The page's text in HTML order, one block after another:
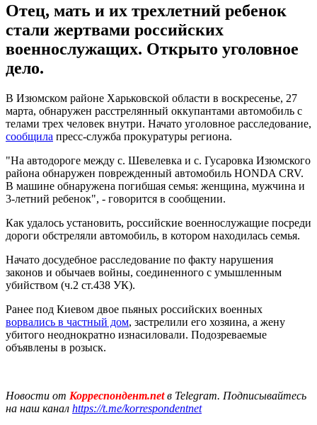
Отец, мать и их трехлетний ребенок
стали жертвами российских
военнослужащих. Открыто уголовное
дело.
В Изюмском районе Харьковской области в воскресенье, 27
марта, обнаружен расстрелянный оккупантами автомобиль с
телами трех человек внутри. Начато уголовное расследование,
сообщила пресс-служба прокуратуры региона.
"На автодороге между с. Шевелевка и с. Гусаровка Изюмского
района обнаружен поврежденный автомобиль HONDA CRV.
В машине обнаружена погибшая семья: женщина, мужчина и
3-летний ребенок", - говорится в сообщении.
Как удалось установить, российские военнослужащие посреди
дороги обстреляли автомобиль, в котором находилась семья.
Начато досудебное расследование по факту нарушения
законов и обычаев войны, соединенного с умышленным
убийством (ч.2 ст.438 УК).
Ранее под Киевом двое пьяных российских военных
ворвались в частный дом, застрелили его хозяина, а жену
убитого неоднократно изнасиловали. Подозреваемые
объявлены в розыск.
Новости от Корреспондент.netв Telegram. Подписывайтесь
на наш канал https://t.me/korrespondentnet